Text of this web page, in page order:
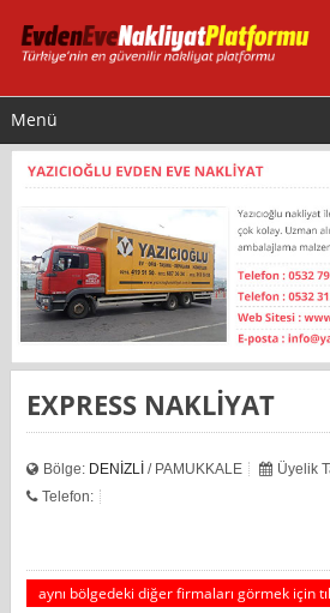
Menü
EXPRESS NAKLİYAT
Bölge: DENİZLİ / PAMUKKALE
Üyelik
Telefon:
aynı bölgedeki diğer firmaları görmek için